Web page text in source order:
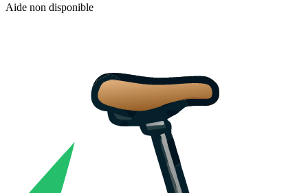
Aide non disponible